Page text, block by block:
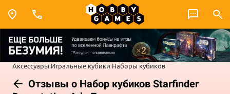
Аксессуары Игральные кубики Наборы кубиков
Отзывы о Набор кубиков Starfinder